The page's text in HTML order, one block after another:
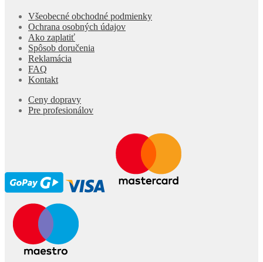
Všeobecné obchodné podmienky
Ochrana osobných údajov
Ako zaplatiť
Spôsob doručenia
Reklamácia
FAQ
Kontakt
Ceny dopravy
Pre profesionálov